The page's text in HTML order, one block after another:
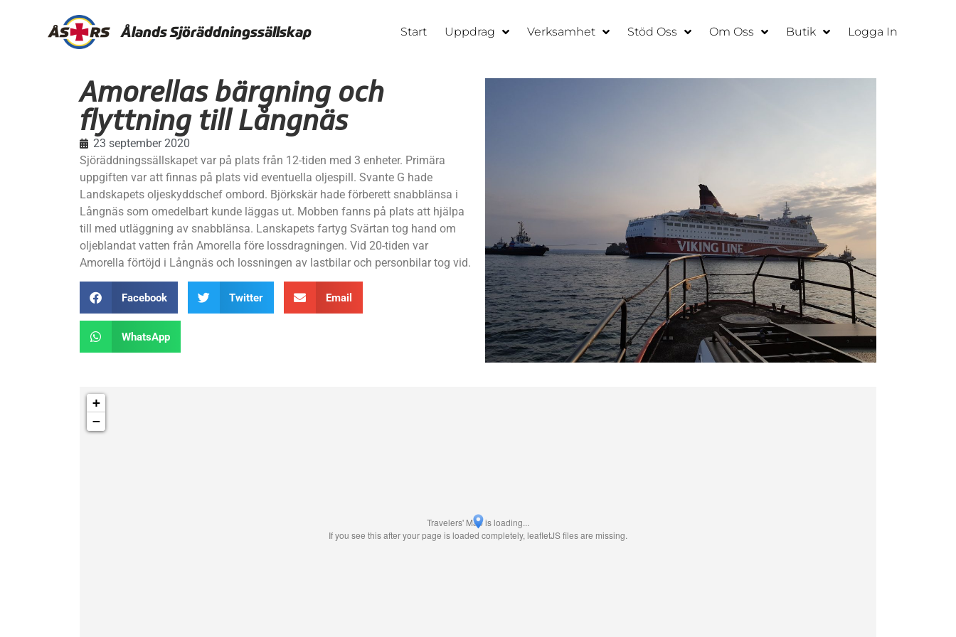
Ålands Sjöräddningssällskap Start Uppdrag Verksamhet Stöd Oss Om Oss Butik Logga In
Amorellas bärgning och
flyttning till Långnäs
23 september 2020
Sjöräddningssällskapet var på plats från 12-tiden med 3 enheter. Primära
uppgiften var att finnas på plats vid eventuella oljespill. Svante G hade
Landskapets oljeskyddschef ombord. Björkskär hade förberett snabblänsa i
Långnäs som omedelbart kunde läggas ut. Mobben fanns på plats att hjälpa
till med utläggning av snabblänsa. Lanskapets fartyg Svärtan tog hand om
oljeblandat vatten från Amorella före lossdragningen. Vid 20-tiden var
Amorella förtöjd i Långnäs och lossningen av lastbilar och personbilar tog vid.
Facebook Twitter Email
WhatsApp
Travelers' Map is loading...
If you see this after your page is loaded completely, leafletJS files are missing.
+
−